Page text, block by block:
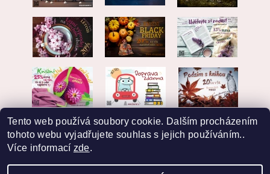
Tento web používá soubory cookie. Dalším procházením
tohoto webu vyjadřujete souhlas s jejich používáním..
Více informací zde.